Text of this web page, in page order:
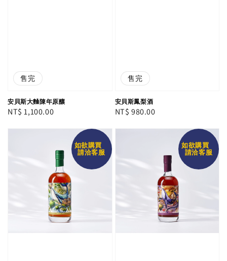
售完
安貝斯大麯陳年原釀
Regular
NT$ 1,100.00
售完
安貝斯鳳梨酒
Regular
NT$ 980.00
如欲購買
請洽客服
如欲購買
請洽客服